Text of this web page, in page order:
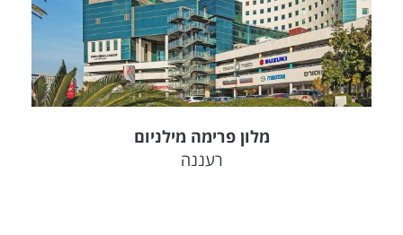
מלון פרימה מילניום
רעננה
צפה בפרויקט